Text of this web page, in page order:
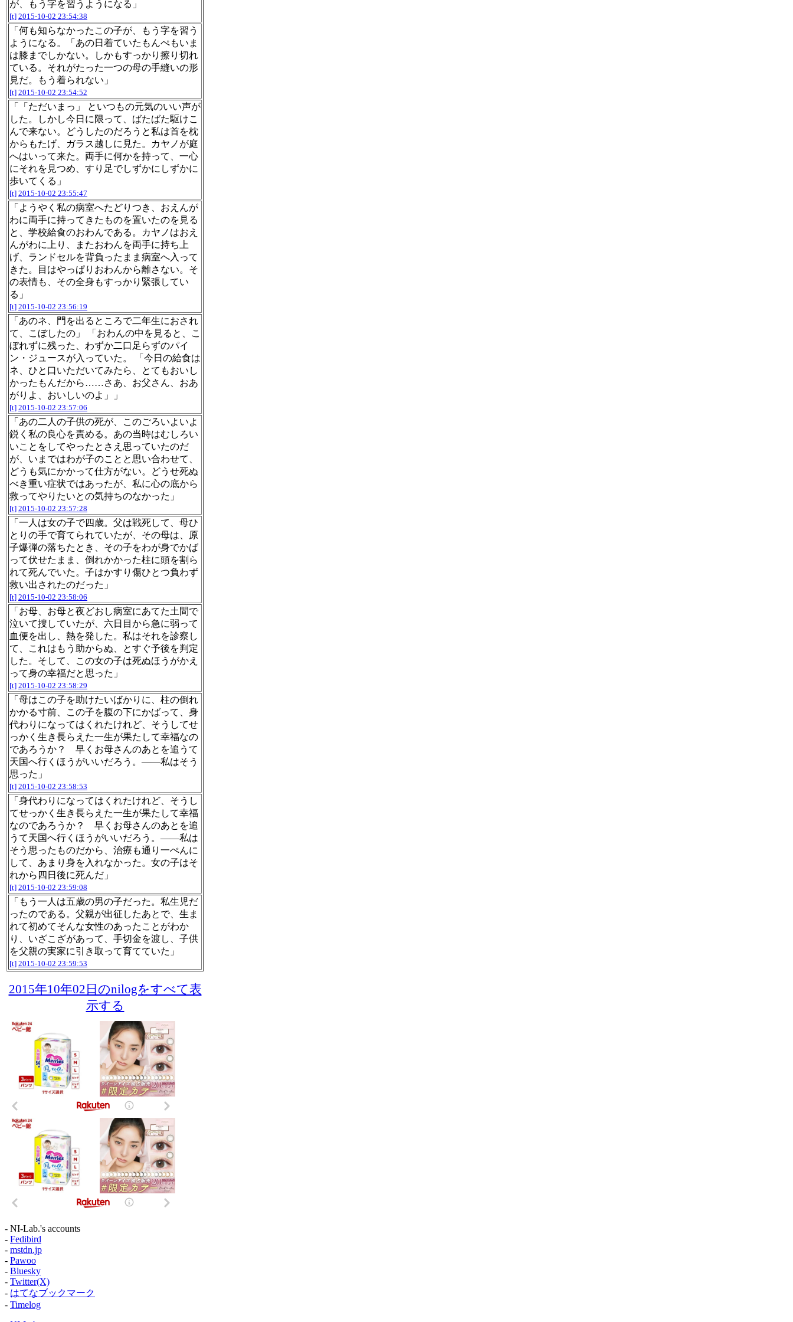
が、もう字を習うようになる」
[t] 2015-10-02 23:54:38
「何も知らなかったこの子が、もう字を習う
ようになる。「あの日着ていたもんぺもいま
は膝までしかない。しかもすっかり擦り切れ
ている。それがたった一つの母の手縫いの形
見だ。もう着られない」
[t] 2015-10-02 23:54:52
「「ただいまっ」 といつもの元気のいい声が
した。しかし今日に限って、ばたばた駆けこ
んで来ない。どうしたのだろうと私は首を枕
からもたげ、ガラス越しに見た。カヤノが庭
へはいって来た。両手に何かを持って、一心
にそれを見つめ、すり足でしずかにしずかに
歩いてくる」
[t] 2015-10-02 23:55:47
「ようやく私の病室へたどりつき、おえんが
わに両手に持ってきたものを置いたのを見る
と、学校給食のおわんである。カヤノはおえ
んがわに上り、またおわんを両手に持ち上
げ、ランドセルを背負ったまま病室へ入って
きた。目はやっぱりおわんから離さない。そ
の表情も、その全身もすっかり緊張してい
る」
[t] 2015-10-02 23:56:19
「あのネ、門を出るところで二年生におされ
て、こぼしたの」 「おわんの中を見ると、こ
ぼれずに残った、わずか二口足らずのパイ
ン・ジュースが入っていた。 「今日の給食は
ネ、ひと口いただいてみたら、とてもおいし
かったもんだから……さあ、お父さん、おあ
がりよ、おいしいのよ」」
[t] 2015-10-02 23:57:06
「あの二人の子供の死が、このごろいよいよ
鋭く私の良心を責める。あの当時はむしろい
いことをしてやったとさえ思っていたのだ
が、いまではわが子のことと思い合わせて、
どうも気にかかって仕方がない。どうせ死ぬ
べき重い症状ではあったが、私に心の底から
救ってやりたいとの気持ちのなかった」
[t] 2015-10-02 23:57:28
「一人は女の子で四歳。父は戦死して、母ひ
とりの手で育てられていたが、その母は、原
子爆弾の落ちたとき、その子をわが身でかば
って伏せたまま、倒れかかった柱に頭を割ら
れて死んでいた。子はかすり傷ひとつ負わず
救い出されたのだった」
[t] 2015-10-02 23:58:06
「お母、お母と夜どおし病室にあてた土間で
泣いて捜していたが、六日目から急に弱って
血便を出し、熱を発した。私はそれを診察し
て、これはもう助からぬ、とすぐ予後を判定
した。そして、この女の子は死ぬほうがかえ
って身の幸福だと思った」
[t] 2015-10-02 23:58:29
「母はこの子を助けたいばかりに、柱の倒れ
かかる寸前、この子を腹の下にかばって、身
代わりになってはくれたけれど、そうしてせ
っかく生き長らえた一生が果たして幸福なの
であろうか？ 早くお母さんのあとを追うて
天国へ行くほうがいいだろう。――私はそう
思った」
[t] 2015-10-02 23:58:53
「身代わりになってはくれたけれど、そうし
てせっかく生き長らえた一生が果たして幸福
なのであろうか？ 早くお母さんのあとを追
うて天国へ行くほうがいいだろう。――私は
そう思ったものだから、治療も通り一ぺんに
して、あまり身を入れなかった。女の子はそ
れから四日後に死んだ」
[t] 2015-10-02 23:59:08
「もう一人は五歳の男の子だった。私生児だ
ったのである。父親が出征したあとで、生ま
れて初めてそんな女性のあったことがわか
り、いざこざがあって、手切金を渡し、子供
を父親の実家に引き取って育てていた」
[t] 2015-10-02 23:59:53
2015年10年02日のnilogをすべて表
示する
- NI-Lab.'s accounts
- Fedibird
- mstdn.jp
- Pawoo
- Bluesky
- Twitter(X)
- はてなブックマーク
- Timelog